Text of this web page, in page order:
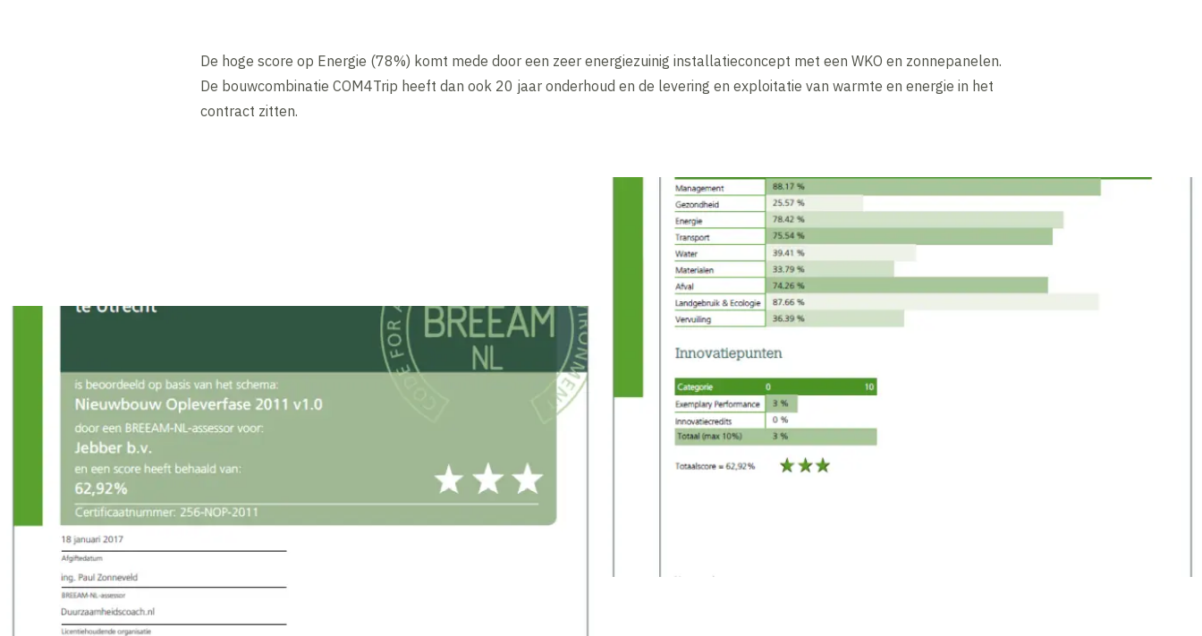
De hoge score op Energie (78%) komt mede door een zeer energiezuinig installatieconcept met een WKO en zonnepanelen.
De bouwcombinatie COM4Trip heeft dan ook 20 jaar onderhoud en de levering en exploitatie van warmte en energie in het
contract zitten.